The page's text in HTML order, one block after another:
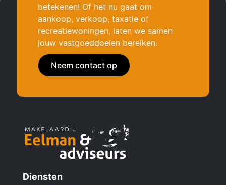
betekenen! Of het nu gaat om
aankoop, verkoop, taxatie of
recreatiewoningen, laten we samen
jouw vastgoeddoelen bereiken.
Neem contact op
Diensten